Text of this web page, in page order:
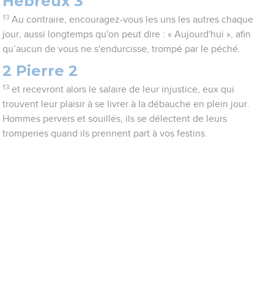
13 Au contraire, encouragez-vous les uns les autres chaque
jour, aussi longtemps qu'on peut dire : « Aujourd'hui », afin
qu’aucun de vous ne s'endurcisse, trompé par le péché.
2 Pierre 2
13 et recevront alors le salaire de leur injustice, eux qui
trouvent leur plaisir à se livrer à la débauche en plein jour.
Hommes pervers et souillés, ils se délectent de leurs
tromperies quand ils prennent part à vos festins.